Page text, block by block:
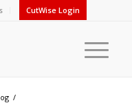
CutWise Login
/